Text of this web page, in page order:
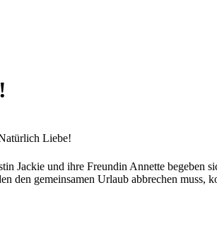
Liebe!
Jackie und ihre Freundin Annette begeben
den gemeinsamen Urlaub abbrechen